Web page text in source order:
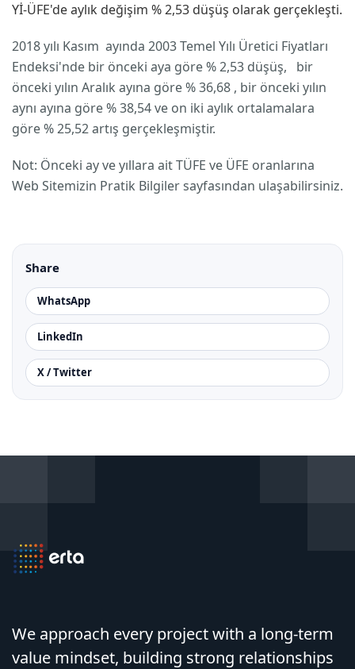
Yİ-ÜFE'de aylık değişim % 2,53 düşüş olarak gerçekleşti.
2018 yılı Kasım ayında 2003 Temel Yılı Üretici Fiyatları
Endeksi'nde bir önceki aya göre % 2,53 düşüş, bir
önceki yılın Aralık ayına göre % 36,68 , bir önceki yılın
aynı ayına göre % 38,54 ve on iki aylık ortalamalara
göre % 25,52 artış gerçekleşmiştir.
Not: Önceki ay ve yıllara ait TÜFE ve ÜFE oranlarına
Web Sitemizin Pratik Bilgiler sayfasından ulaşabilirsiniz.
Share
WhatsApp
LinkedIn
X / Twitter
We approach every project with a long-term
value mindset, building strong relationships